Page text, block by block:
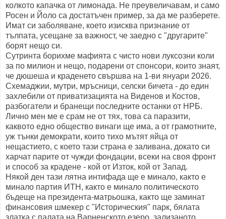
колкото капачка от лимонада. Не преувеличавам, и само
Росен и Йоло са достатъчен пример, за да ме разберете.
Имат си заболяване, което изисква признание от
тълпата, усещане за важност, че заедно с "другарите"
борят нещо си.
Сутринта борихме мафията с чисто нови луксозни коли
за по милион и нещо, подарени от спонсори, които знаят,
че дюшеша и краденето свършва на 1-ви януари 2026.
Схемаджии, мутри, мръсници, селски бичета - до един
захлебили от приватизацията на Виденов и Костов,
разбогатели и бранещи последните останки от НРБ.
Лично мен ме е срам не от тях, това са паразити,
каквото едно общество винаги ще има, а от грамотните,
уж тънки демократи, които тихо мътят яйца от
нещастието, с което тази страна е заливана, докато си
харчат парите от чужди фондации, всеки на своя фронт
и способ за крадене - кой от Изток, кой от Запад.
Някой ден тази лятна интифада ще е минало, както е
минало партия ИТН, както е минало политическото
бъдеще на президента-матрьошка, както ще заминат
финансовия шмекер с "Историческия" парк, бялата
златка с палата на Варненското езеро, зализаното